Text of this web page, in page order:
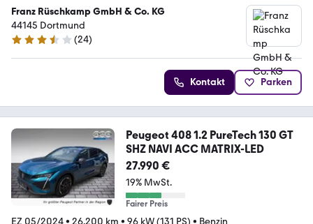
Franz Rüschkamp GmbH & Co. KG
44145 Dortmund
3.7 Sterne
(24)
Kontakt Parken
Peugeot 408 1.2 PureTech 130 GT
SHZ NAVI ACC MATRIX-LED
27.990 €
19% MwSt.
Fairer Preis
EZ 05/2024• 26.200 km • 96 kW (131 PS) • Benzin